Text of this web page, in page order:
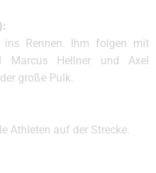
Rennen. Ihm folgen mit
Marcus Hellner und Axel
große Pulk.
Athleten auf der Strecke.